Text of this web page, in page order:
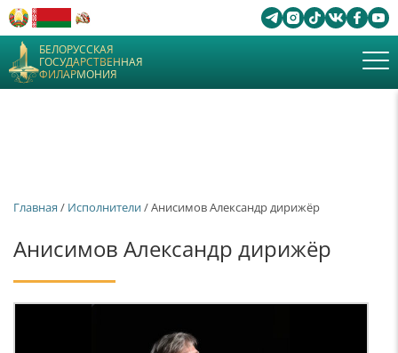
БЕЛОРУССКАЯ
ГОСУДАРСТВЕННАЯ
ФИЛАРМОНИЯ
Главная / Исполнители/ Анисимов Александр дирижёр
Анисимов Александр дирижёр